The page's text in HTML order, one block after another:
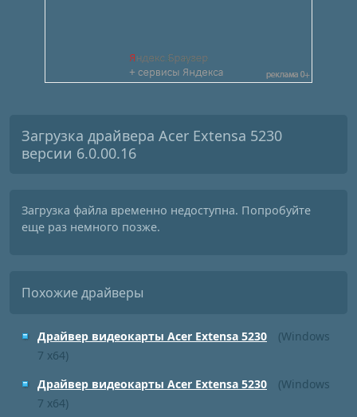
Загрузка драйвера Acer Extensa 5230
версии 6.0.00.16
Загрузка файла временно недоступна. Попробуйте
еще раз немного позже.
Похожие драйверы
Драйвер видеокарты Acer Extensa 5230
(Windows
7 x64)
Драйвер видеокарты Acer Extensa 5230
(Windows
7 x64)